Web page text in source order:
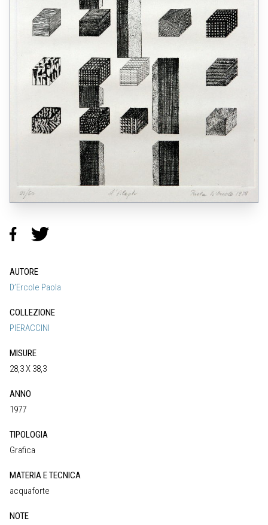
AUTORE
D’Ercole Paola
COLLEZIONE
PIERACCINI
MISURE
28,3 X 38,3
ANNO
1977
TIPOLOGIA
Grafica
MATERIA E TECNICA
acquaforte
NOTE